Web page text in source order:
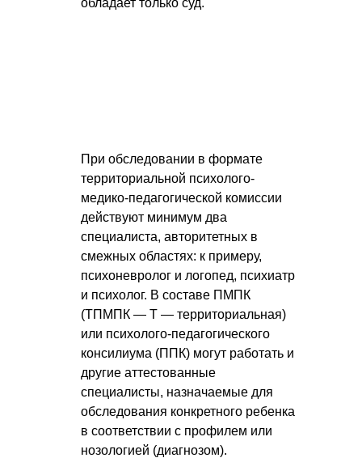
При обследовании в формате
территориальной психолого-
медико-педагогической комиссии
действуют минимум два
специалиста, авторитетных в
смежных областях: к примеру,
психоневролог и логопед, психиатр
и психолог. В составе ПМПК
(ТПМПК — Т — территориальная)
или психолого-педагогического
консилиума (ППК) могут работать и
другие аттестованные
специалисты, назначаемые для
обследования конкретного ребенка
в соответствии с профилем или
нозологией (диагнозом).